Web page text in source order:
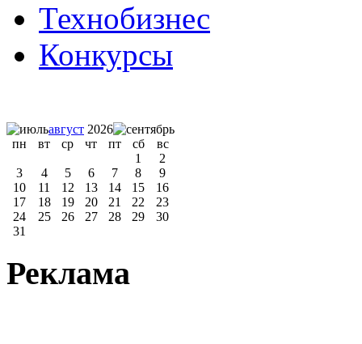
Технобизнес
Конкурсы
август 2026
пн
вт ср чт пт сб
вс
1
2
3
4 5 6 7 8
9
10
11 12 13 14 15
16
17
18 19 20 21 22
23
24
25 26 27 28 29
30
31
Реклама